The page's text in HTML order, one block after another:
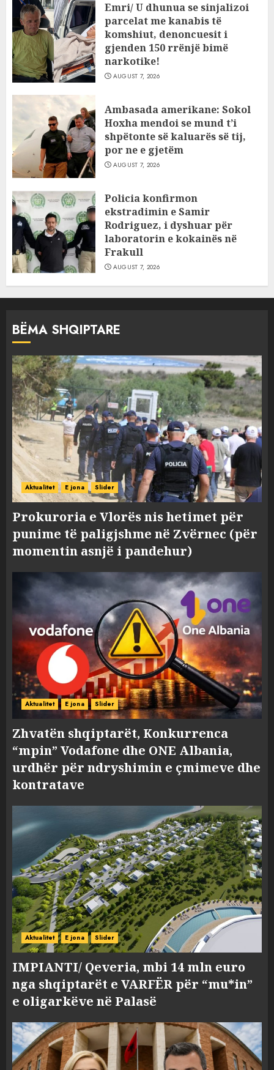
Emri/ U dhunua se sinjalizoi
parcelat me kanabis të
komshiut, denoncuesit i
gjenden 150 rrënjë bimë
narkotike!
AUGUST 7, 2026
Ambasada amerikane: Sokol
Hoxha mendoi se mund t’i
shpëtonte së kaluarës së tij,
por ne e gjetëm
AUGUST 7, 2026
Policia konfirmon
ekstradimin e Samir
Rodriguez, i dyshuar për
laboratorin e kokainës në
Frakull
AUGUST 7, 2026
BËMA SHQIPTARE
Aktualitet E jona Slider
Prokuroria e Vlorës nis hetimet për
punime të paligjshme në Zvërnec (për
momentin asnjë i pandehur)
Aktualitet E jona Slider
Zhvatën shqiptarët, Konkurrenca
“mpin” Vodafone dhe ONE Albania,
urdhër për ndryshimin e çmimeve dhe
kontratave
Aktualitet E jona Slider
IMPIANTI/ Qeveria, mbi 14 mln euro
nga shqiptarët e VARFËR për “mu*in”
e oligarkëve në Palasë